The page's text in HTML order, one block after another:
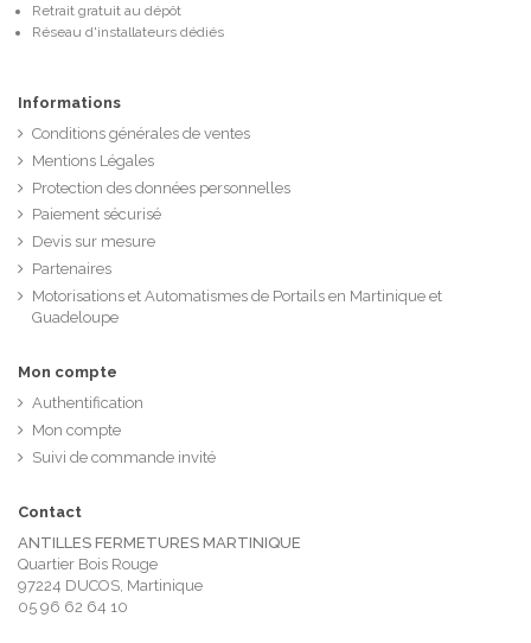
Retrait gratuit au dépôt
Réseau d'installateurs dédiés
Informations
Conditions générales de ventes
Mentions Légales
Protection des données personnelles
Paiement sécurisé
Devis sur mesure
Partenaires
Motorisations et Automatismes de Portails en Martinique et
Guadeloupe
Mon compte
Authentification
Mon compte
Suivi de commande invité
Contact
ANTILLES FERMETURES MARTINIQUE
Quartier Bois Rouge
97224 DUCOS, Martinique
05 96 62 64 10